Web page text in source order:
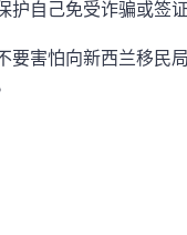
自己免受诈骗或签证
害怕向新西兰移民